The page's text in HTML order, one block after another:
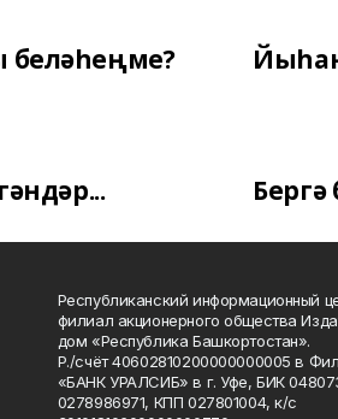
Республиканский информационный
филиал акционерного общества
дом «Республика Башкортостан».
Р./счёт 40602810200000000005 в
«БАНК УРАЛСИБ» в г. Уфе, БИК
0278986971, КПП 027801004, к/с